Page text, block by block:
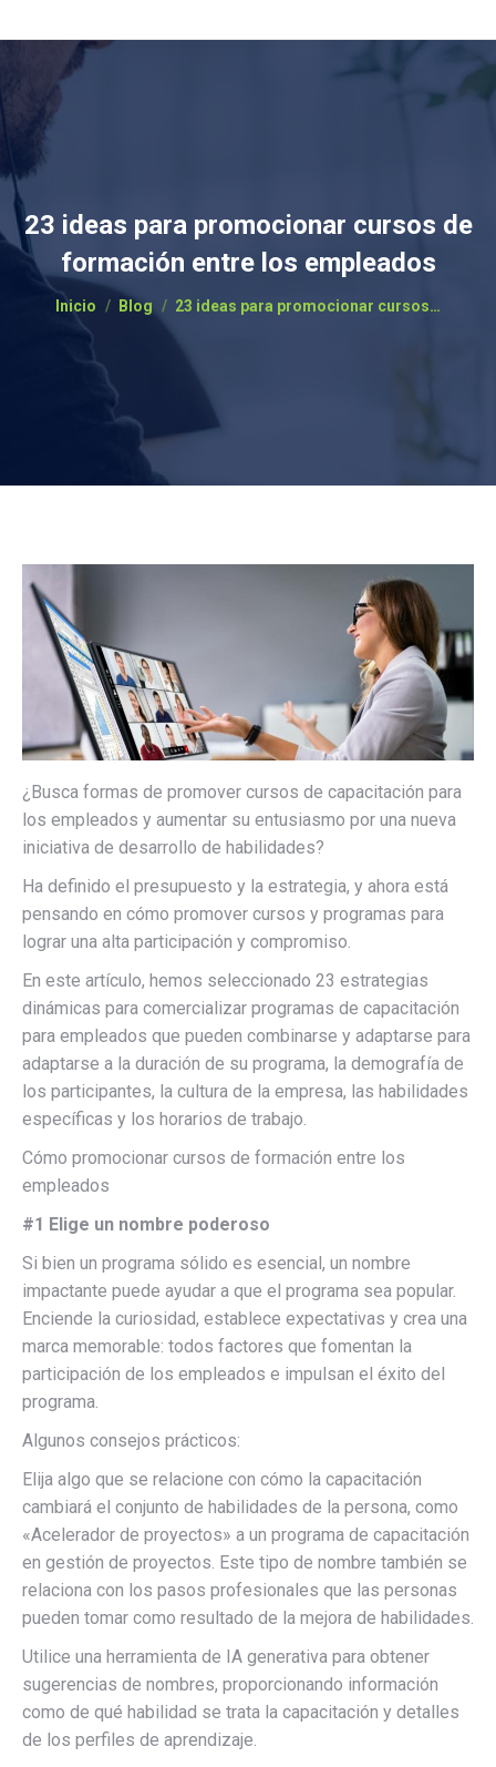
23 ideas para promocionar cursos de
formación entre los empleados
Estás aquí:
Inicio Blog 23 ideas para promocionar cursos…
¿Busca formas de promover cursos de capacitación para
los empleados y aumentar su entusiasmo por una nueva
iniciativa de desarrollo de habilidades?
Ha definido el presupuesto y la estrategia, y ahora está
pensando en cómo promover cursos y programas para
lograr una alta participación y compromiso.
En este artículo, hemos seleccionado 23 estrategias
dinámicas para comercializar programas de capacitación
para empleados que pueden combinarse y adaptarse para
adaptarse a la duración de su programa, la demografía de
los participantes, la cultura de la empresa, las habilidades
específicas y los horarios de trabajo.
Cómo promocionar cursos de formación entre los
empleados
#1 Elige un nombre poderoso
Si bien un programa sólido es esencial, un nombre
impactante puede ayudar a que el programa sea popular.
Enciende la curiosidad, establece expectativas y crea una
marca memorable: todos factores que fomentan la
participación de los empleados e impulsan el éxito del
programa.
Algunos consejos prácticos:
Elija algo que se relacione con cómo la capacitación
cambiará el conjunto de habilidades de la persona, como
«Acelerador de proyectos» a un programa de capacitación
en gestión de proyectos. Este tipo de nombre también se
relaciona con los pasos profesionales que las personas
pueden tomar como resultado de la mejora de habilidades.
Utilice una herramienta de IA generativa para obtener
sugerencias de nombres, proporcionando información
como de qué habilidad se trata la capacitación y detalles
de los perfiles de aprendizaje.